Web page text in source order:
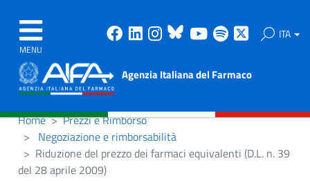
MENU
Facebook
Linkedin
Instagram
Bluesky
Youtube
Spotify ITA
Agenzia Italiana del Farmaco
Home
Prezzi e Rimborso
Negoziazione e rimborsabilità
Riduzione del prezzo dei farmaci equivalenti (D.L. n. 39
del 28 aprile 2009)